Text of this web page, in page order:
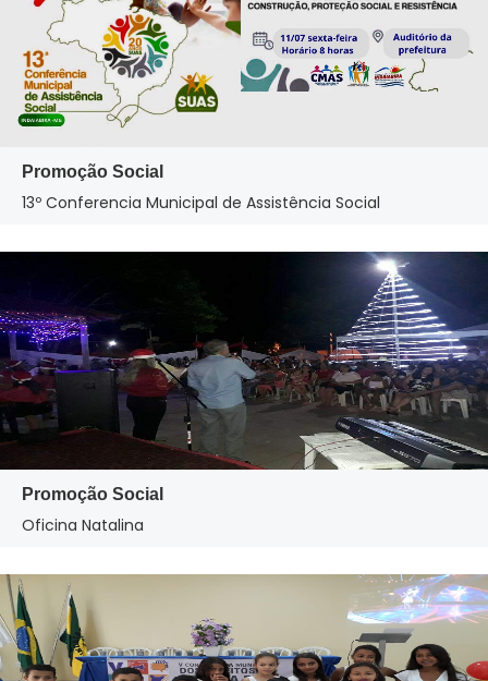
Promoção Social
13º Conferencia Municipal de Assistência Social
Promoção Social
Oficina Natalina